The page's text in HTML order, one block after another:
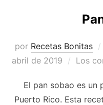
por Recetas Bonitas
abril de 2019
Los
El pan sobao es un
Puerto Rico. Esta